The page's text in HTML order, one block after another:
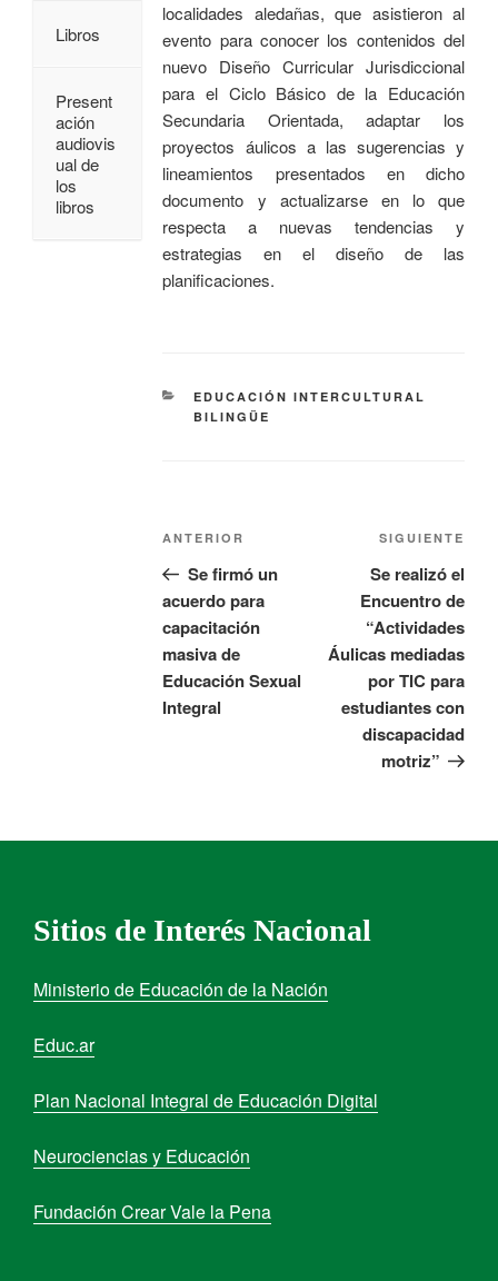
localidades aledañas, que asistieron al
evento para conocer los contenidos del
nuevo Diseño Curricular Jurisdiccional
para el Ciclo Básico de la Educación
Secundaria Orientada, adaptar los
proyectos áulicos a las sugerencias y
lineamientos presentados en dicho
documento y actualizarse en lo que
respecta a nuevas tendencias y
estrategias en el diseño de las
planificaciones.
EDUCACIÓN INTERCULTURAL
BILINGÜE
ANTERIOR
Se firmó un
acuerdo para
capacitación
masiva de
Educación Sexual
Integral
SIGUIENTE
Se realizó el
Encuentro de
“Actividades
Áulicas mediadas
por TIC para
estudiantes con
discapacidad
motriz”
Libros
Present
ación
audiovis
ual de
los
libros
Sitios de Interés Nacional
Ministerio de Educación de la Nación
Educ.ar
Plan Nacional Integral de Educación Digital
Neurociencias y Educación
Fundación Crear Vale la Pena